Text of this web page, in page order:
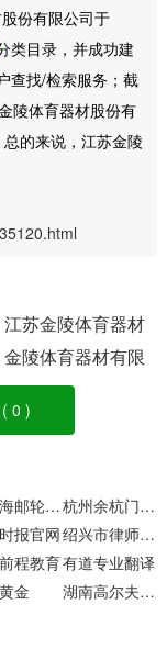
份有限公司于
类目录，并成功建
查找/检索服务；截
陵体育器材股份有
的来说，江苏金陵
江苏金陵体育器材
股份有限公司
金陵体育器材有限
公司官网
0 )
地中海邮轮官方网站
杭州余杭门户网站
报官网
绍兴市律师协会
程教育有道专业翻译
金 湖南高尔夫旅游职业学院